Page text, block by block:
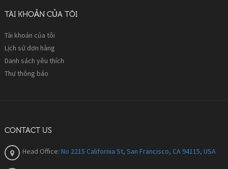
TÀI KHOẢN CỦA TÔI
Tài khoản của tôi
Lịch sử đơn hàng
Danh sách yêu thích
Thư thông báo
CONTACT US
Head Office: No 2215 California St, San Francisco, CA 94115, USA